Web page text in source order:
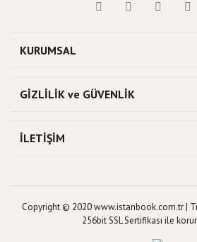
KURUMSAL
GİZLİLİK ve GÜVENLİK
İLETİŞİM
Copyright © 2020 www.istanbook.com.tr |
256bit SSL Sertifikası ile